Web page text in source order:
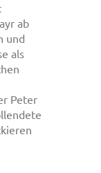
ab
und
als
Peter